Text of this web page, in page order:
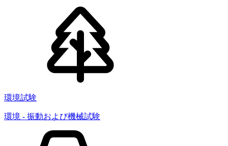
環境試験
環境 - 振動および機械試験